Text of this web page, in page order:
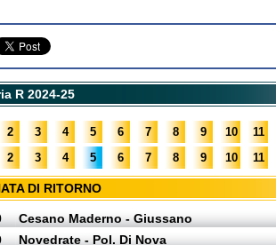
R 2024-25
2 3 4 5 6 7 8 9 10 11
2 3 4 5 6 7 8 9 10 11
DI RITORNO
Cesano Maderno - Giussano
Novedrate - Pol. Di Nova